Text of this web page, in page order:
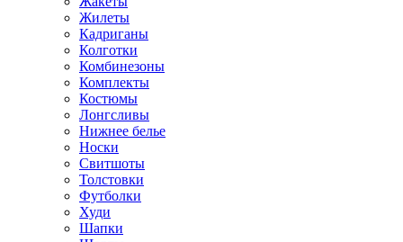
Жилеты
Кадриганы
Колготки
Комбинезоны
Комплекты
Костюмы
Лонгсливы
Нижнее белье
Носки
Свитшоты
Толстовки
Футболки
Худи
Шапки